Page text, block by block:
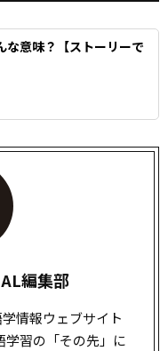
意味？【ストーリーで
編集部
情報ウェブサイト
学習の「その先」に